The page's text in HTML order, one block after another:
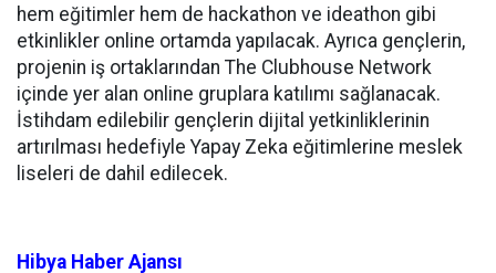
hem eğitimler hem de hackathon ve ideathon gibi
etkinlikler online ortamda yapılacak. Ayrıca gençlerin,
projenin iş ortaklarından The Clubhouse Network
içinde yer alan online gruplara katılımı sağlanacak.
İstihdam edilebilir gençlerin dijital yetkinliklerinin
artırılması hedefiyle Yapay Zeka eğitimlerine meslek
liseleri de dahil edilecek.
Hibya Haber Ajansı